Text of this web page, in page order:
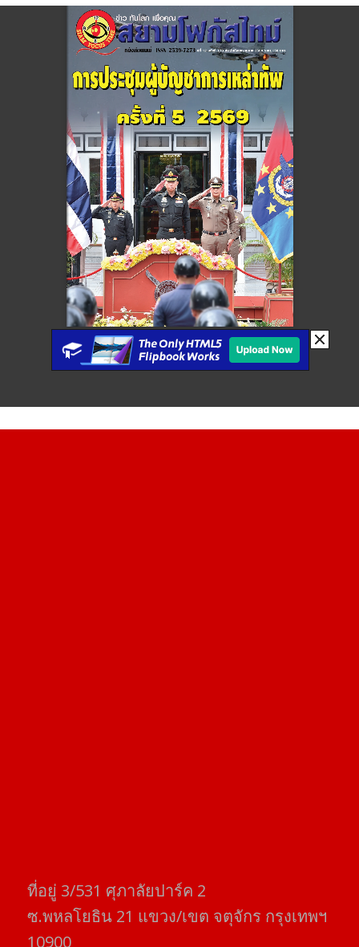
ที่อยู่​ 3/531​ ศุภาลัยปาร์ค​ 2
ซ.พหลโยธิน​ 21​ แขวง/เขต​ จตุจักร​ กรุงเทพฯ
10900